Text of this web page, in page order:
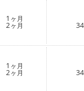
1 ヶ月
2ヶ月
1 ヶ月
2ヶ月